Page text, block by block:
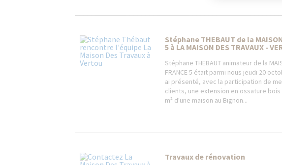
Stéphane THEBAUT de la
5 à LA MAISON DES TRAVAUX -
Stéphane THEBAUT animateur de la
FRANCE 5 était parmi nous jeudi 20
ai présenté, avec la participation de
clients, une extension en ossature bois
m² d'une maison au Bignon...
Travaux de rénovation